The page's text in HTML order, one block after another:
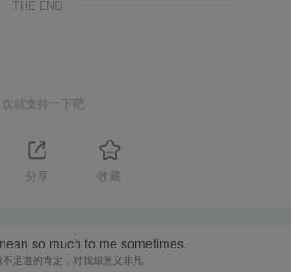
THE END
欢就支持一下吧
分享 收藏
so much to me sometimes.
足道的肯定，对我却意义非凡